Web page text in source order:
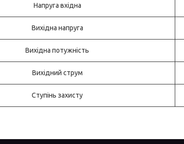
Напруга вхідна
Вихідна напруга
Вихідна потужність
Вихідний струм
Ступінь захисту